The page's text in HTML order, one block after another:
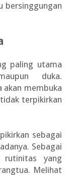
bersinggungan
paling utama
duka.
akan membuka
terpikirkan
sebagai
Sebagai
yang
Melihat